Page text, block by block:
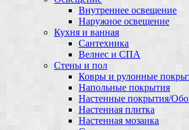
Внутреннее освещение
Наружное освещение
Кухня и ванная
Сантехника
Велнес и СПА
Стены и пол
Ковры и рулонные
Напольные покрытия
Настенные покрытия/
Настенная плитка
Настенная мозаика